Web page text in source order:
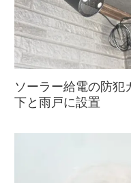
ソーラー給電の防犯
下と雨戸に設置